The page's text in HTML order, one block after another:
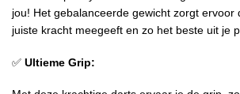
jou! Het gebalanceerde gewicht zorgt ervoor
juiste kracht meegeeft en zo het beste uit je
✅ Ultieme Grip: